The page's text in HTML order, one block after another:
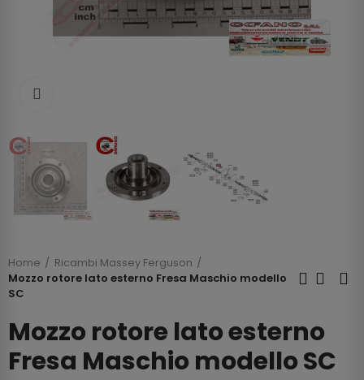
Home
Ricambi Massey Ferguson
Mozzo rotore lato esterno Fresa Maschio modello
SC
Mozzo rotore lato esterno
Fresa Maschio modello SC